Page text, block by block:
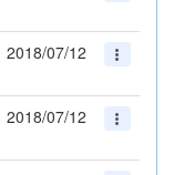
2018/07/12
2018/07/12